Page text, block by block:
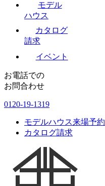
モデル
ハウス
カタログ
請求
イベント
お電話での
お問合わせ
0120-19-1319
モデルハウス来場予約
カタログ請求